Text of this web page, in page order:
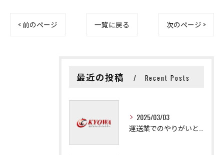
< 前のページ 一覧に戻る 次のページ >
最近の投稿 Recent Posts
2025/03/03